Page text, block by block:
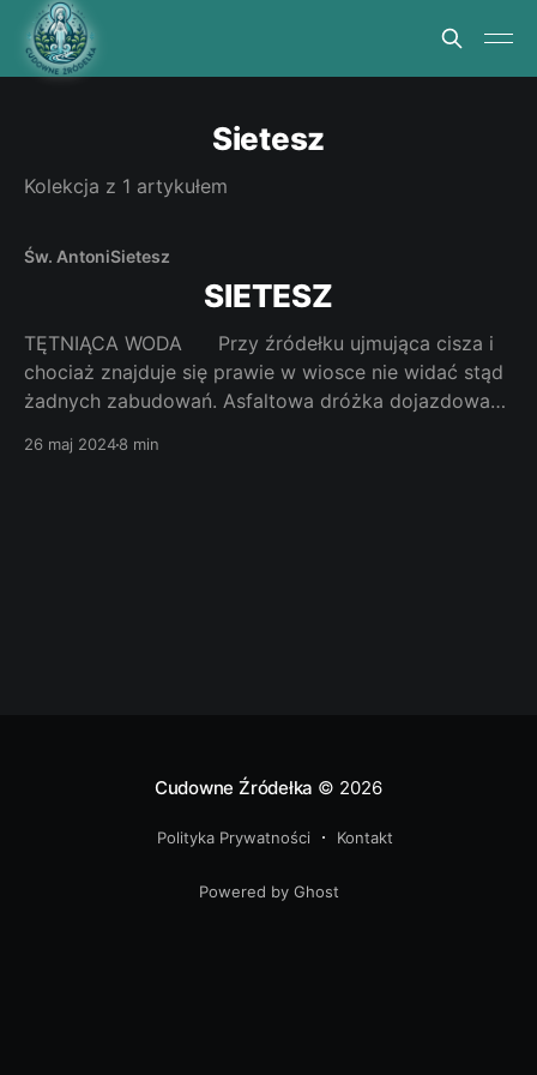
Sietesz
Kolekcja z 1 artykułem
Św. AntoniSietesz
SIETESZ
TĘTNIĄCA WODA Przy źródełku ujmująca cisza i
chociaż znajduje się prawie w wiosce nie widać stąd
żadnych zabudowań. Asfaltowa dróżka dojazdowa
dbałości o to miejsce i potrzeby docierania tutaj.
26 maj 20248 min
Cudowne Źródełka © 2026
Polityka Prywatności Kontakt
Powered by Ghost